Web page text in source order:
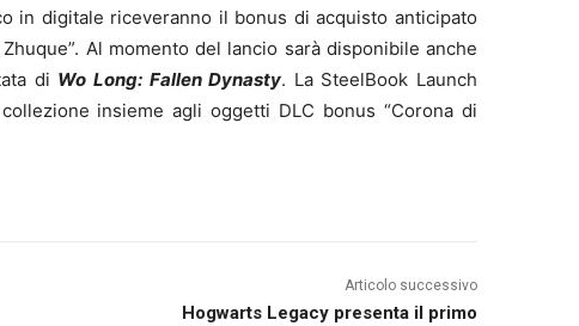
in digitale riceveranno il bonus di acquisto anticipato
Al momento del lancio sarà disponibile anche
di Wo Long: Fallen Dynasty. La SteelBook Launch
insieme agli oggetti DLC bonus “Corona di
Articolo successivo
Hogwarts Legacy presenta il primo